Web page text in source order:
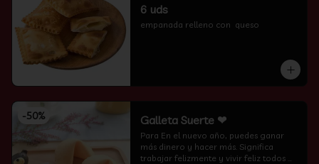
6 uds
empanada relleno con  queso
-50% Galleta Suerte ❤
Para En el nuevo año, puedes ganar
más dinero y hacer más. Significa
trabajar felizmente y vivir feliz todos